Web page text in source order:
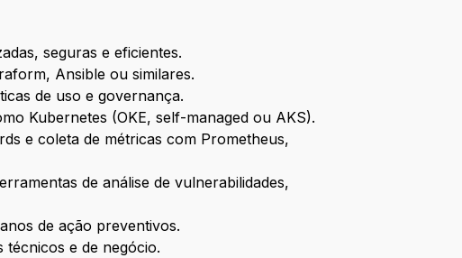
seguras e eficientes.
Ansible ou similares.
de uso e governança.
Kubernetes (OKE, self-managed ou AKS).
e coleta de métricas com Prometheus,
de análise de vulnerabilidades,
de ação preventivos.
técnicos e de negócio.